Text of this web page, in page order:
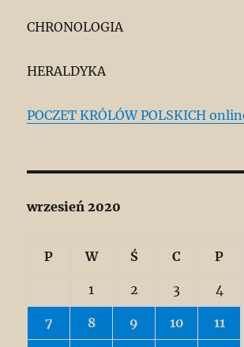
CHRONOLOGIA
HERALDYKA
POCZET KRÓLÓW POLSKICH
wrzesień 2020
P W Ś C P
1 2 3 4
7 8 9 10 11